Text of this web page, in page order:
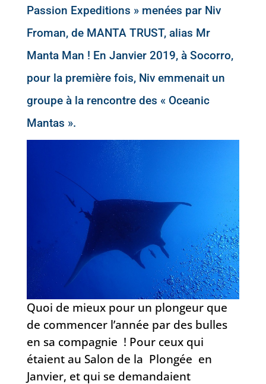
Passion Expeditions » menées par Niv
Froman, de MANTA TRUST, alias Mr
Manta Man ! En Janvier 2019, à Socorro,
pour la première fois, Niv emmenait un
groupe à la rencontre des « Oceanic
Mantas ».
Quoi de mieux pour un plongeur que
de commencer l’année par des bulles
en sa compagnie ! Pour ceux qui
étaient au Salon de la Plongée en
Janvier, et qui se demandaient